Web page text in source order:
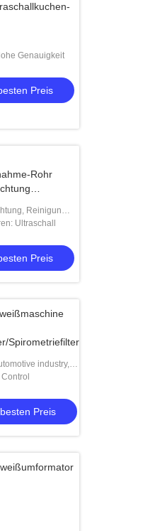
Genauigkeit
Preis
Rohr
Reinigung,
Ultraschall
Preis
Spirometriefilter
industry,
industry,
industry, Toy
Preis